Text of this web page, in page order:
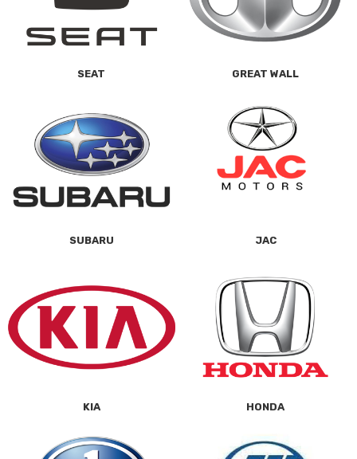
SEAT GREAT WALL
SUBARU JAC
KIA HONDA